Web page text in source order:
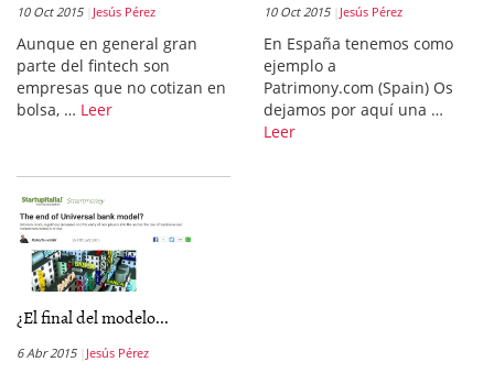
10 Oct 2015 Jesús Pérez
Aunque en general gran
parte del fintech son
empresas que no cotizan en
bolsa, … Leer
10 Oct 2015 Jesús Pérez
En España tenemos como
ejemplo a
Patrimony.com (Spain) Os
dejamos por aquí una …
Leer
¿El final del modelo...
6 Abr 2015 Jesús Pérez